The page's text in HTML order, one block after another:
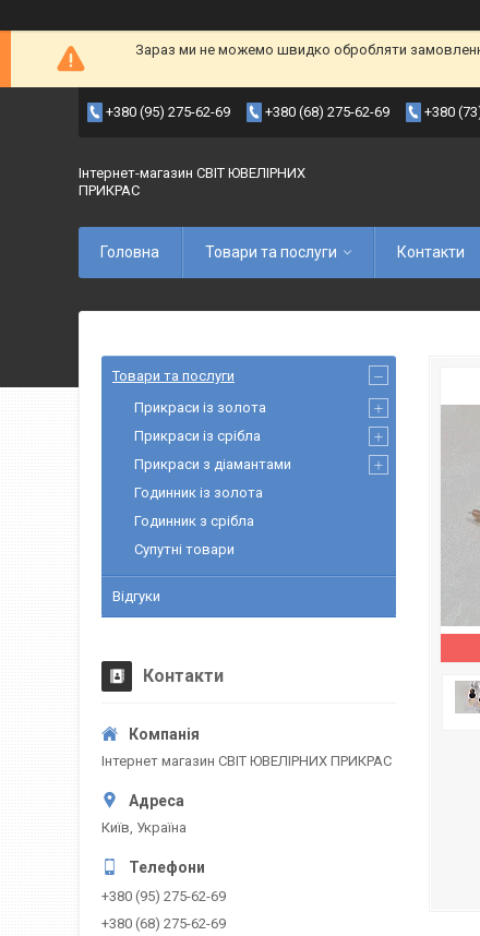
Зараз ми не можемо швидко обробляти
+380 (95) 275-62-69 +380 (68) 275-62-69 +380
Інтернет-магазин СВІТ ЮВЕЛІРНИХ
ПРИКРАС
Головна Товари та послуги Контакти
Товари та послуги
Прикраси із золота
Прикраси із срібла
Прикраси з діамантами
Годинник із золота
Годинник з срібла
Супутні товари
Відгуки
Контакти
Інтернет магазин СВІТ ЮВЕЛІРНИХ ПРИКРАС
Київ, Україна
+380 (95) 275-62-69
+380 (68) 275-62-69